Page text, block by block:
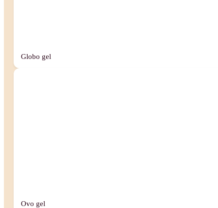
Globo gel
Ovo gel